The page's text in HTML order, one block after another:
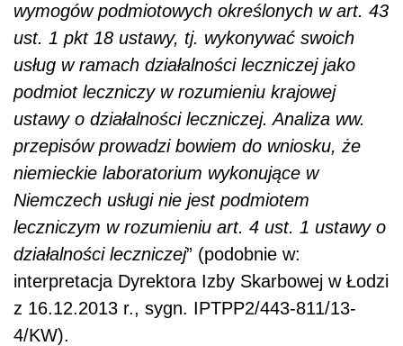
wymogów podmiotowych określonych w art. 43
ust. 1 pkt 18 ustawy, tj. wykonywać swoich
usług w ramach działalności leczniczej jako
podmiot leczniczy w rozumieniu krajowej
ustawy o działalności leczniczej. Analiza ww.
przepisów prowadzi bowiem do wniosku, że
niemieckie laboratorium wykonujące w
Niemczech usługi nie jest podmiotem
leczniczym w rozumieniu art. 4 ust. 1 ustawy o
działalności leczniczej” (podobnie w:
interpretacja Dyrektora Izby Skarbowej w Łodzi
z 16.12.2013 r., sygn. IPTPP2/443-811/13-
4/KW).